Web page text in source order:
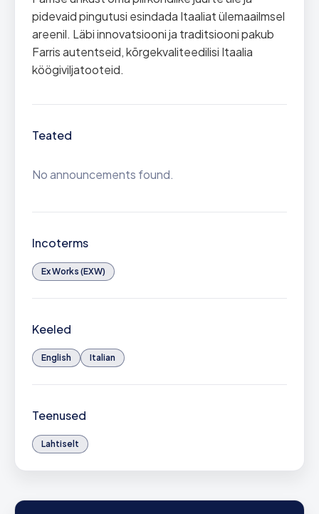
pidevaid pingutusi esindada Itaaliat ülemaailmsel
areenil. Läbi innovatsiooni ja traditsiooni pakub
Farris autentseid, kõrgekvaliteedilisi Itaalia
köögiviljatooteid.
Teated
No announcements found.
Incoterms
Ex Works (EXW)
Keeled
English Italian
Teenused
Lahtiselt